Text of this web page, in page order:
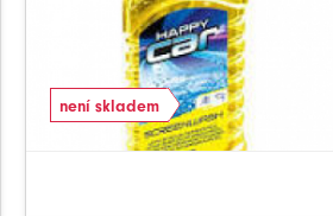
není skladem